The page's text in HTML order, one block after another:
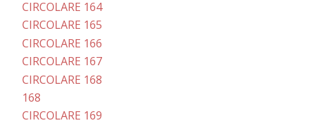
CIRCOLARE 164
CIRCOLARE 165
CIRCOLARE 166
CIRCOLARE 167
CIRCOLARE 168
168
CIRCOLARE 169